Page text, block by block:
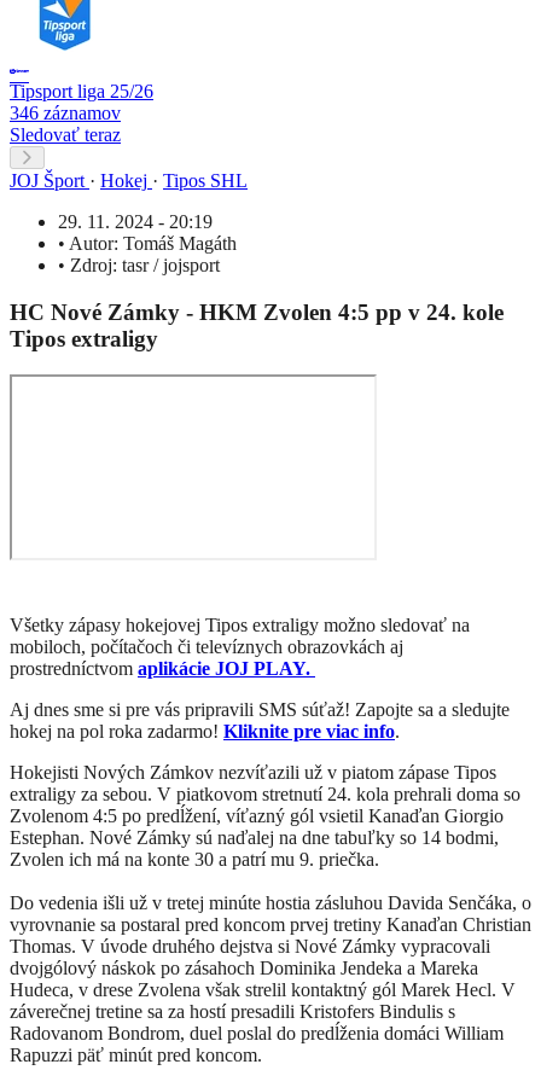
Tipsport liga 25/26
346 záznamov
Sledovať teraz
JOJ Šport · Hokej · Tipos SHL
29. 11. 2024 - 20:19
• Autor: Tomáš Magáth
• Zdroj: tasr / jojsport
HC Nové Zámky - HKM Zvolen 4:5 pp v 24. kole
Tipos extraligy
Všetky zápasy hokejovej Tipos extraligy možno sledovať na
mobiloch, počítačoch či televíznych obrazovkách aj
prostredníctvom aplikácie JOJ PLAY.
Aj dnes sme si pre vás pripravili SMS súťaž! Zapojte sa a sledujte
hokej na pol roka zadarmo! Kliknite pre viac info.
Hokejisti Nových Zámkov nezvíťazili už v piatom zápase Tipos
extraligy za sebou. V piatkovom stretnutí 24. kola prehrali doma so
Zvolenom 4:5 po predĺžení, víťazný gól vsietil Kanaďan Giorgio
Estephan. Nové Zámky sú naďalej na dne tabuľky so 14 bodmi,
Zvolen ich má na konte 30 a patrí mu 9. priečka.
Do vedenia išli už v tretej minúte hostia zásluhou Davida Senčáka, o
vyrovnanie sa postaral pred koncom prvej tretiny Kanaďan Christian
Thomas. V úvode druhého dejstva si Nové Zámky vypracovali
dvojgólový náskok po zásahoch Dominika Jendeka a Mareka
Hudeca, v drese Zvolena však strelil kontaktný gól Marek Hecl. V
záverečnej tretine sa za hostí presadili Kristofers Bindulis s
Radovanom Bondrom, duel poslal do predĺženia domáci William
Rapuzzi päť minút pred koncom.